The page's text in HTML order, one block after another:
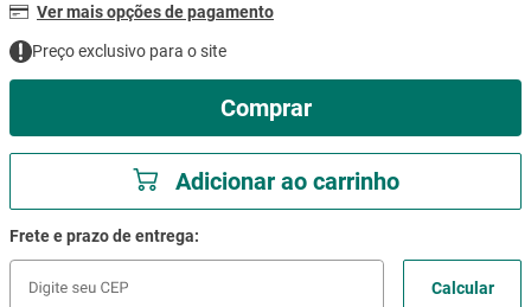
Ver mais opções de pagamento
Preço exclusivo para o site
Comprar
Adicionar ao carrinho